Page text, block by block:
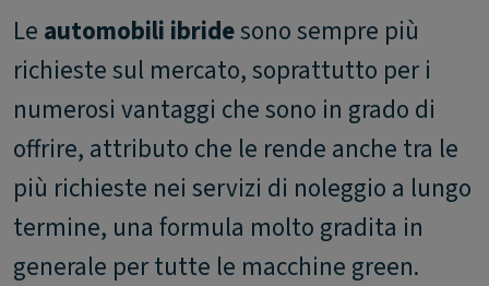
Le automobili ibridesono sempre più
richieste sul mercato, soprattutto per i
numerosi vantaggi che sono in grado di
offrire, attributo che le rende anche tra le
più richieste nei servizi di noleggio a lungo
termine, una formula molto gradita in
generale per tutte le macchine green.